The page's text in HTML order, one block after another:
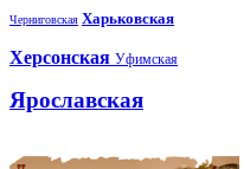
Черниговская Харьковская
Херсонская Уфимская
Ярославская